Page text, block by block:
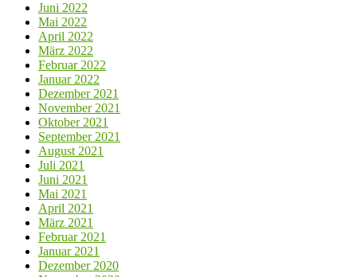
Juni 2022
Mai 2022
April 2022
März 2022
Februar 2022
Januar 2022
Dezember 2021
November 2021
Oktober 2021
September 2021
August 2021
Juli 2021
Juni 2021
Mai 2021
April 2021
März 2021
Februar 2021
Januar 2021
Dezember 2020